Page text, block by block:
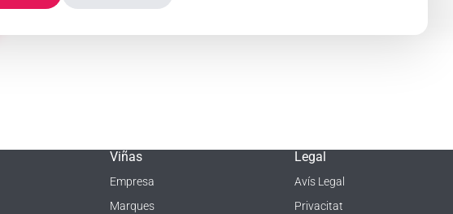
Viñas
Empresa
Marques
Legal
Avís Legal
Privacitat